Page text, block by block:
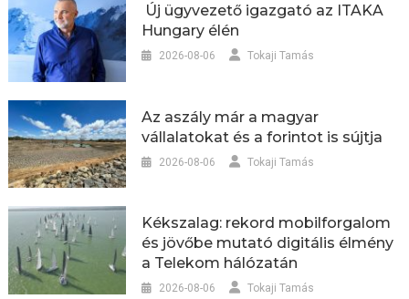
Új ügyvezető igazgató az ITAKA
Hungary élén
2026-08-06 Tokaji Tamás
Az aszály már a magyar
vállalatokat és a forintot is sújtja
2026-08-06 Tokaji Tamás
Kékszalag: rekord mobilforgalom
és jövőbe mutató digitális élmény
a Telekom hálózatán
2026-08-06 Tokaji Tamás